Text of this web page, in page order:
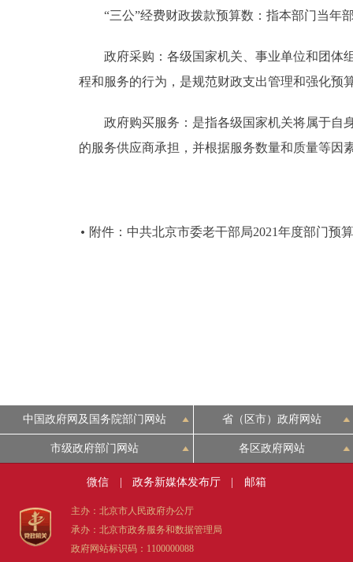
“三公”经费财政拨款预算数：指本部门当年部
政府采购：各级国家机关、事业单位和团体组
程和服务的行为，是规范财政支出管理和强化预
政府购买服务：是指各级国家机关将属于自身
的服务供应商承担，并根据服务数量和质量等因
附件：中共北京市委老干部局2021年度部门预
中国政府网及国务院部门网站 省（区市）政府网站
市级政府部门网站 各区政府网站
微信 政务新媒体发布厅 邮箱
主办：北京市人民政府办公厅
承办：北京市政务服务和数据管理局
政府网站标识码：1100000088